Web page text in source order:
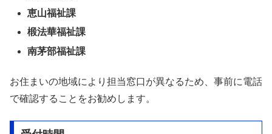
恵山福祉課
椴法華福祉課
南茅部福祉課
お住まいの地域により担当窓口が異なるため、事前に電話
で確認することをお勧めします。